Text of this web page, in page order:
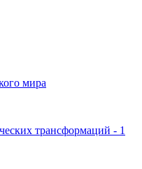
мира
трансформаций - 1